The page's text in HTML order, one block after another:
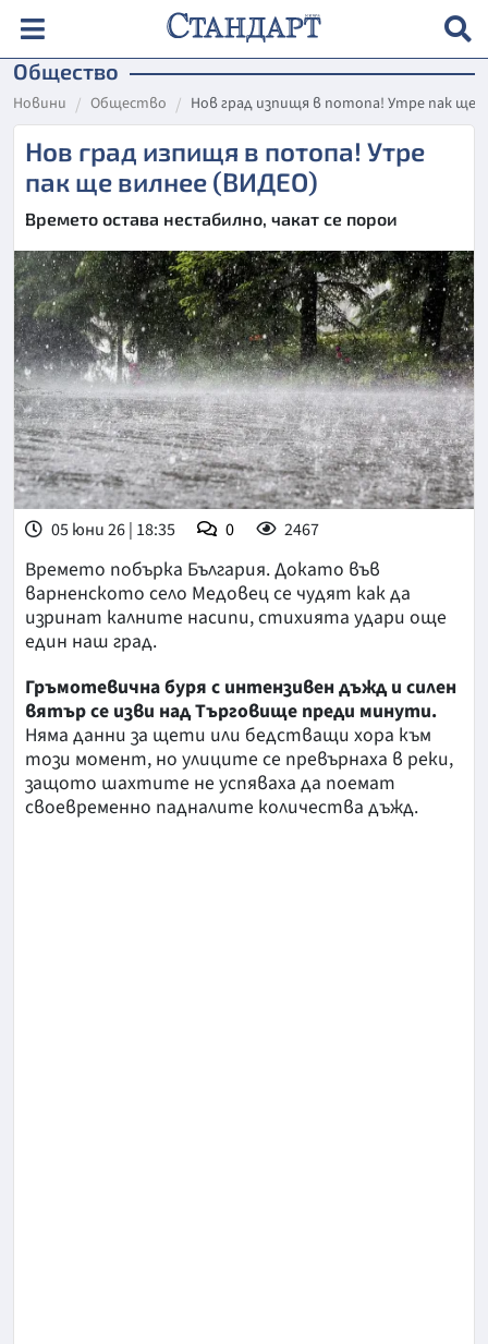
Общество
Новини Общество Нов град изпищя в потопа! Утре пак ще
Нов град изпищя в потопа! Утре
пак ще вилнее (ВИДЕО)
Времето остава нестабилно, чакат се порои
05 юни 26 | 18:35 0 2467
Времето побърка България. Докато във
варненското село Медовец се чудят как да
изринат калните насипи, стихията удари още
един наш град.
Гръмотевична буря с интензивен дъжд и силен
вятър се изви над Търговище преди минути.
Няма данни за щети или бедстващи хора към
този момент, но улиците се превърнаха в реки,
защото шахтите не успяваха да поемат
своевременно падналите количества дъжд.